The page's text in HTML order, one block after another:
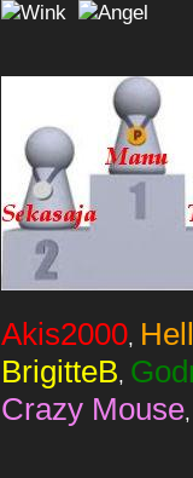
Akis2000,
BrigitteB,
Crazy Mouse